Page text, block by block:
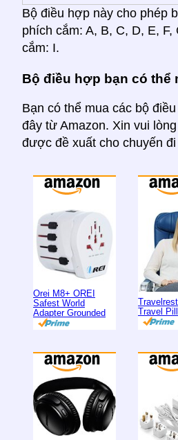
Bộ điều hợp này cho phép
phích cắm: A, B, C, D, E, F,
cắm: I.
Bộ điều hợp bạn có thể
Bạn có thể mua các bộ
đây từ Amazon. Xin vui
được đề xuất cho chuyến
Orei M8+ OREI
Safest World
Adapter Grounded
Travel